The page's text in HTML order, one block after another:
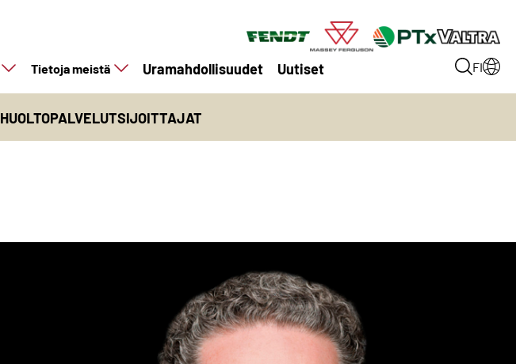
Tietoja meistä Uramahdollisuudet Uutiset
HUOLTOPALVELUTSIJOITTAJAT
FI